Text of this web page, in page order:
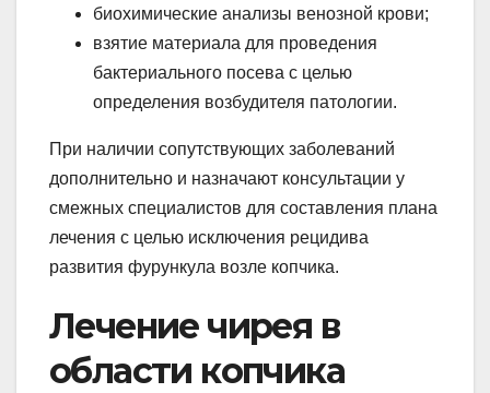
биохимические анализы венозной крови;
взятие материала для проведения
бактериального посева с целью
определения возбудителя патологии.
При наличии сопутствующих заболеваний
дополнительно и назначают консультации у
смежных специалистов для составления плана
лечения с целью исключения рецидива
развития фурункула возле копчика.
Лечение чирея в
области копчика